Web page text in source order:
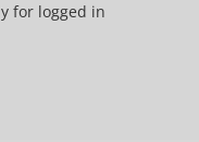
for logged in